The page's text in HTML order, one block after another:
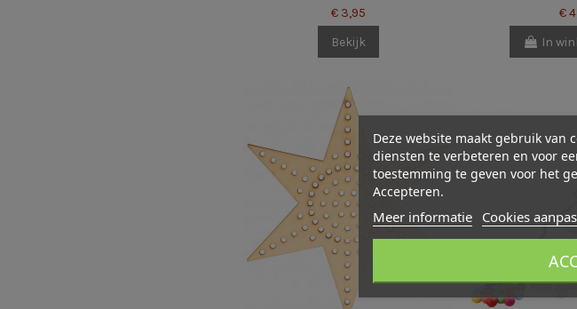
€ 3,95
Bekijk
€
In
Deze website maakt gebruik van
diensten te verbeteren en voor
toestemming te geven voor het
Accepteren.
Meer informatie Cookies